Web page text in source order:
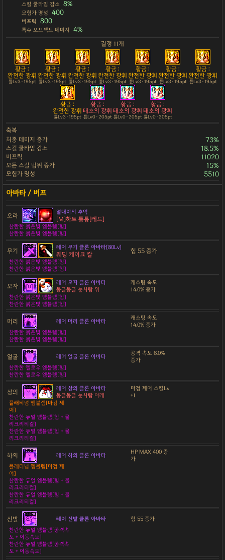
스킬 쿨타임 감소 8%
모험가 명성 400
버프력 800
특수 오브젝트 데미지 4%
결정 11개
황금 :
완전한 광휘
튠Lv3 · 195pt
황금 :
완전한 광휘
튠Lv3 · 195pt
황금 :
완전한 광휘
튠Lv3 · 195pt
황금 :
완전한 광휘
튠Lv3 · 195pt
황금 :
완전한 광휘
튠Lv3 · 195pt
황금 :
완전한 광휘
튠Lv3 · 195pt
황금 :
완전한 광휘
튠Lv3 · 195pt
황금 :
완전한 광휘
튠Lv3 · 195pt
황금 :
태초의 광휘
튠Lv0 · 205pt
황금 :
태초의 광휘
튠Lv0 · 205pt
황금 :
태초의 광휘
튠Lv0 · 205pt
축복
최종 데미지 증가
73%
스킬 쿨타임 감소 18.5%
버프력 11020
모든 스킬 범위 증가 15%
모험가 명성 5510
오라 열대야의 추억
[M]하트 통통[레드]
찬란한 붉은빛 엠블렘[힘]
찬란한 붉은빛 엠블렘[힘]
무기 레어 무기 클론 아바타[80Lv]
웨딩 케이크 칼 힘 55 증가
찬란한 붉은빛 엠블렘[힘]
찬란한 붉은빛 엠블렘[힘]
모자
레어 모자 클론 아바타
동글동글 눈사람 위
캐스팅 속도
14.0% 증가
찬란한 붉은빛 엠블렘[힘]
찬란한 붉은빛 엠블렘[힘]
머리 레어 머리 클론 아바타
캐스팅 속도
14.0% 증가
찬란한 붉은빛 엠블렘[힘]
찬란한 붉은빛 엠블렘[힘]
얼굴 레어 얼굴 클론 아바타
공격 속도 6.0%
증가
찬란한 옐로우 엠블렘[힘]
찬란한 옐로우 엠블렘[힘]
상의
레어 상의 클론 아바타
동글동글 눈사람 아래
마검 제어 스킬Lv
+1
플래티넘 엠블렘[마검 제
어]
찬란한 듀얼 엠블렘[힘 + 물
리크리티컬]
찬란한 듀얼 엠블렘[힘 + 물
리크리티컬]
하의 레어 하의 클론 아바타
HP MAX 400 증
가
플래티넘 엠블렘[마검 제
어]
찬란한 듀얼 엠블렘[힘 + 물
리크리티컬]
찬란한 듀얼 엠블렘[힘 + 물
리크리티컬]
신발 레어 신발 클론 아바타
힘 55 증가
찬란한 듀얼 엠블렘[공격속
도 + 이동속도]
찬란한 듀얼 엠블렘[공격속
도 + 이동속도]